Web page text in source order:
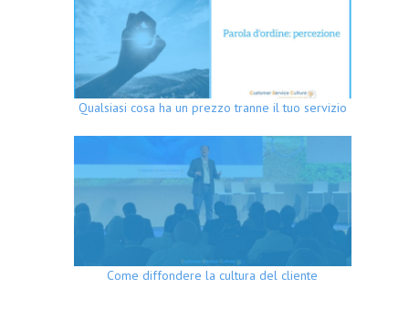
Qualsiasi cosa ha un prezzo tranne il tuo servizio
Come diffondere la cultura del cliente